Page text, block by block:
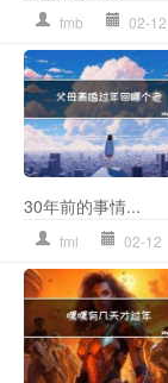
fmb 02-12
30年前的事情...
fml 02-12